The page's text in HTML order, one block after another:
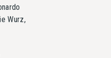
Wurz,